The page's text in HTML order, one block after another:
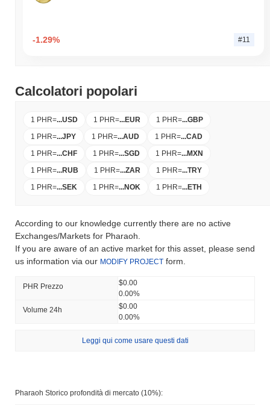
-1.29% #11
Calcolatori popolari
1 PHR=...USD 1 PHR=...EUR 1 PHR=...GBP
1 PHR=...JPY 1 PHR=...AUD 1 PHR=...CAD
1 PHR=...CHF 1 PHR=...SGD 1 PHR=...MXN
1 PHR=...RUB 1 PHR=...ZAR 1 PHR=...TRY
1 PHR=...SEK 1 PHR=...NOK 1 PHR=...ETH
According to our knowledge currently there are no active
Exchanges/Markets for Pharaoh.
If you are aware of an active market for this asset, please send
us information via our MODIFY PROJECT form.
PHR Prezzo
$0.00
0.00%
Volume 24h
$0.00
0.00%
Leggi qui come usare questi dati
Pharaoh Storico profondità di mercato (10%):